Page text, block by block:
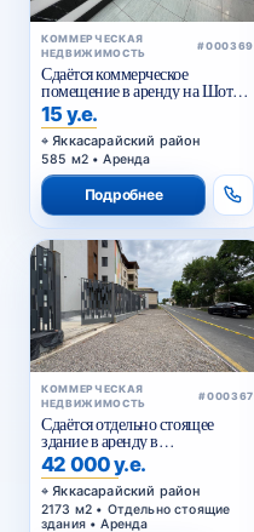
КОММЕРЧЕСКАЯ
НЕДВИЖИМОСТЬ
#000369
Сдаётся коммерческое
помещение в аренду на Шота
Руставели
15 у.е.
Яккасарайский район
585 м2 • Аренда
Подробнее
КОММЕРЧЕСКАЯ
НЕДВИЖИМОСТЬ
#000367
Сдаётся отдельно стоящее
здание в аренду в
Яккасарайском районе
42 000 у.е.
Яккасарайский район
2173 м2 • Отдельно стоящие
здания • Аренда